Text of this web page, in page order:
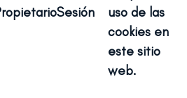
Sesión
uso de las
cookies en
este sitio
web.